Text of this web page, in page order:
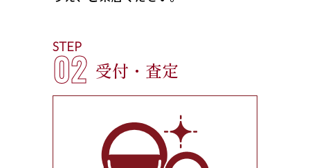
STEP
02 受付・査定